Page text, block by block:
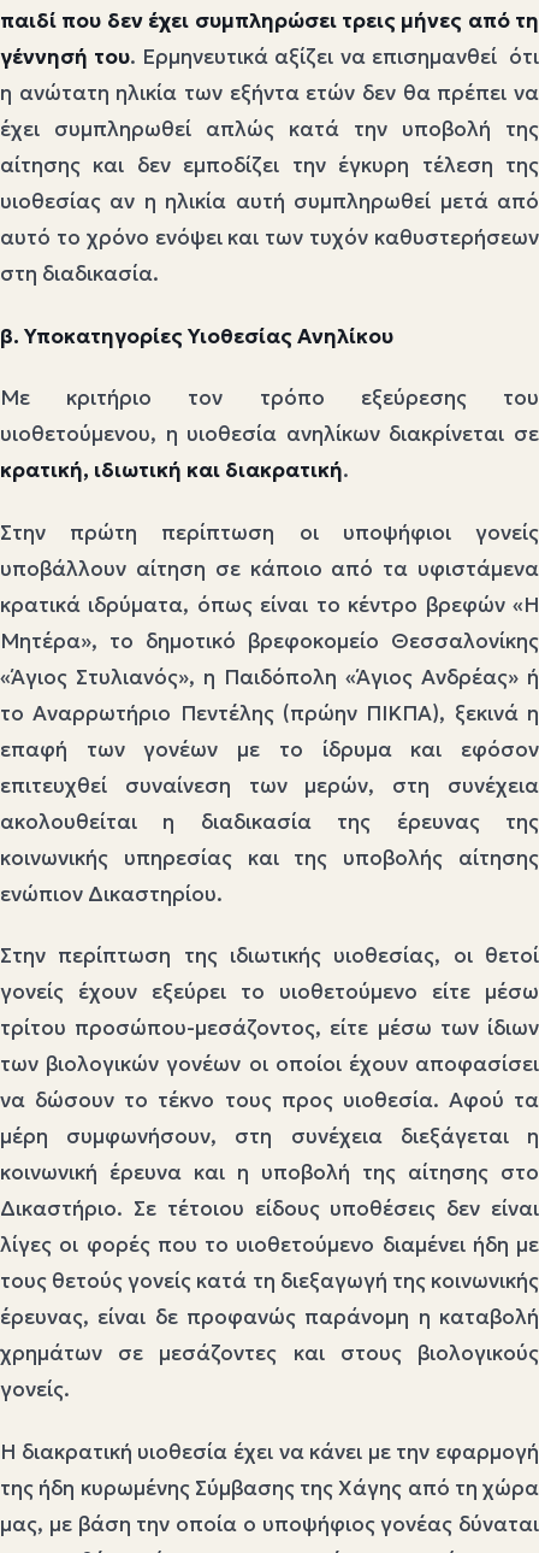
παιδί που δεν έχει συμπληρώσει τρεις μήνες από τη
γέννησή του. Ερμηνευτικά αξίζει να επισημανθεί ότι
η ανώτατη ηλικία των εξήντα ετών δεν θα πρέπει να
έχει συμπληρωθεί απλώς κατά την υποβολή της
αίτησης και δεν εμποδίζει την έγκυρη τέλεση της
υιοθεσίας αν η ηλικία αυτή συμπληρωθεί μετά από
αυτό το χρόνο ενόψει και των τυχόν καθυστερήσεων
στη διαδικασία.
β. Υποκατηγορίες Υιοθεσίας Ανηλίκου
Με κριτήριο τον τρόπο εξεύρεσης του
υιοθετούμενου, η υιοθεσία ανηλίκων διακρίνεται σε
κρατική, ιδιωτική και διακρατική.
Στην πρώτη περίπτωση οι υποψήφιοι γονείς
υποβάλλουν αίτηση σε κάποιο από τα υφιστάμενα
κρατικά ιδρύματα, όπως είναι το κέντρο βρεφών «Η
Μητέρα», το δημοτικό βρεφοκομείο Θεσσαλονίκης
«Άγιος Στυλιανός», η Παιδόπολη «Άγιος Ανδρέας» ή
το Αναρρωτήριο Πεντέλης (πρώην ΠΙΚΠΑ), ξεκινά η
επαφή των γονέων με το ίδρυμα και εφόσον
επιτευχθεί συναίνεση των μερών, στη συνέχεια
ακολουθείται η διαδικασία της έρευνας της
κοινωνικής υπηρεσίας και της υποβολής αίτησης
ενώπιον Δικαστηρίου.
Στην περίπτωση της ιδιωτικής υιοθεσίας, οι θετοί
γονείς έχουν εξεύρει το υιοθετούμενο είτε μέσω
τρίτου προσώπου-μεσάζοντος, είτε μέσω των ίδιων
των βιολογικών γονέων οι οποίοι έχουν αποφασίσει
να δώσουν το τέκνο τους προς υιοθεσία. Αφού τα
μέρη συμφωνήσουν, στη συνέχεια διεξάγεται η
κοινωνική έρευνα και η υποβολή της αίτησης στο
Δικαστήριο. Σε τέτοιου είδους υποθέσεις δεν είναι
λίγες οι φορές που το υιοθετούμενο διαμένει ήδη με
τους θετούς γονείς κατά τη διεξαγωγή της κοινωνικής
έρευνας, είναι δε προφανώς παράνομη η καταβολή
χρημάτων σε μεσάζοντες και στους βιολογικούς
γονείς.
Η διακρατική υιοθεσία έχει να κάνει με την εφαρμογή
της ήδη κυρωμένης Σύμβασης της Χάγης από τη χώρα
μας, με βάση την οποία ο υποψήφιος γονέας δύναται